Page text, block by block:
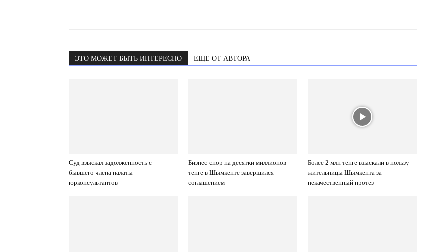
ЭТО МОЖЕТ БЫТЬ ИНТЕРЕСНО ЕЩЕ ОТ АВТОРА
Суд взыскал задолженность с
бывшего члена палаты
юрконсультантов
Бизнес-спор на десятки миллионов
тенге в Шымкенте завершился
соглашением
Более 2 млн тенге взыскали в пользу
жительницы Шымкента за
некачественный протез